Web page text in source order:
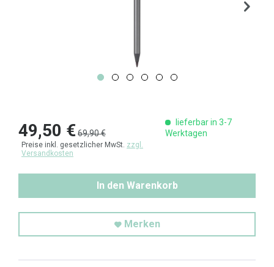
49,50 €69,90 €
Preise inkl. gesetzlicher MwSt. zzgl.
Versandkosten
lieferbar in 3-7
Werktagen
In den Warenkorb
Merken